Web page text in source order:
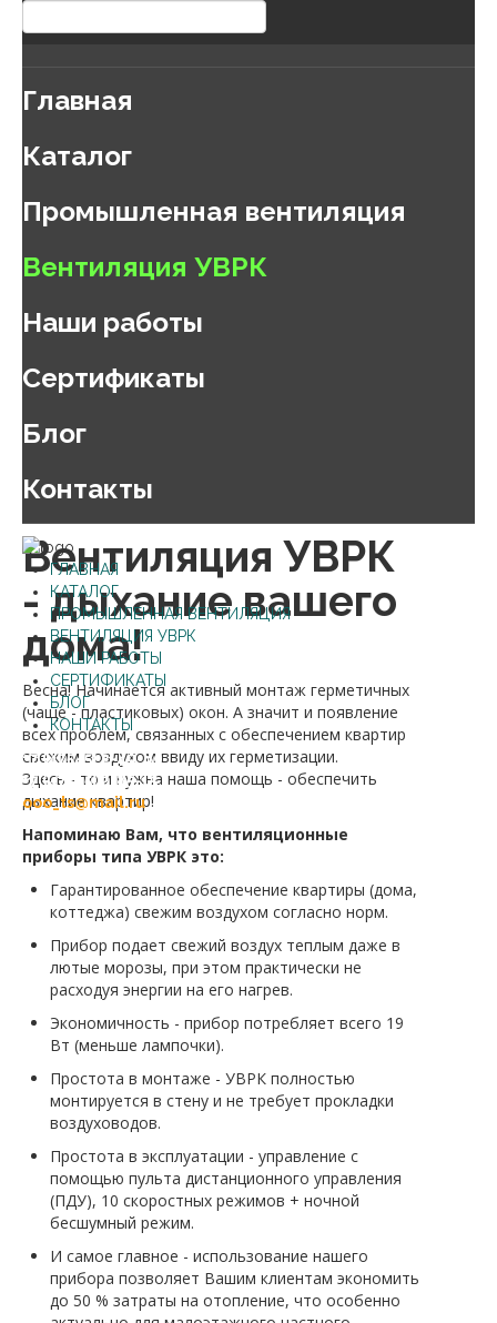
Главная
Каталог
Промышленная вентиляция
Вентиляция УВРК
Наши работы
Сертификаты
Блог
Контакты
ГЛАВНАЯ
КАТАЛОГ
ПРОМЫШЛЕННАЯ ВЕНТИЛЯЦИЯ
ВЕНТИЛЯЦИЯ УВРК
НАШИ РАБОТЫ
СЕРТИФИКАТЫ
БЛОГ
КОНТАКТЫ
+7 (47545) 2-49-80
+7 (47545) 2-85-15
ooo_ts@mail.ru
Вентиляция УВРК
- дыхание вашего
дома!
Весна! Начинается активный монтаж герметичных
(чаще - пластиковых) окон. А значит и появление
всех проблем, связанных с обеспечением квартир
свежим воздухом ввиду их герметизации.
Здесь - то и нужна наша помощь - обеспечить
дыхание квартир!
Напоминаю Вам, что вентиляционные
приборы типа УВРК это:
Гарантированное обеспечение квартиры (дома,
коттеджа) свежим воздухом согласно норм.
Прибор подает свежий воздух теплым даже в
лютые морозы, при этом практически не
расходуя энергии на его нагрев.
Экономичность - прибор потребляет всего 19
Вт (меньше лампочки).
Простота в монтаже - УВРК полностью
монтируется в стену и не требует прокладки
воздуховодов.
Простота в эксплуатации - управление с
помощью пульта дистанционного управления
(ПДУ), 10 скоростных режимов + ночной
бесшумный режим.
И самое главное - использование нашего
прибора позволяет Вашим клиентам экономить
до 50 % затраты на отопление, что особенно